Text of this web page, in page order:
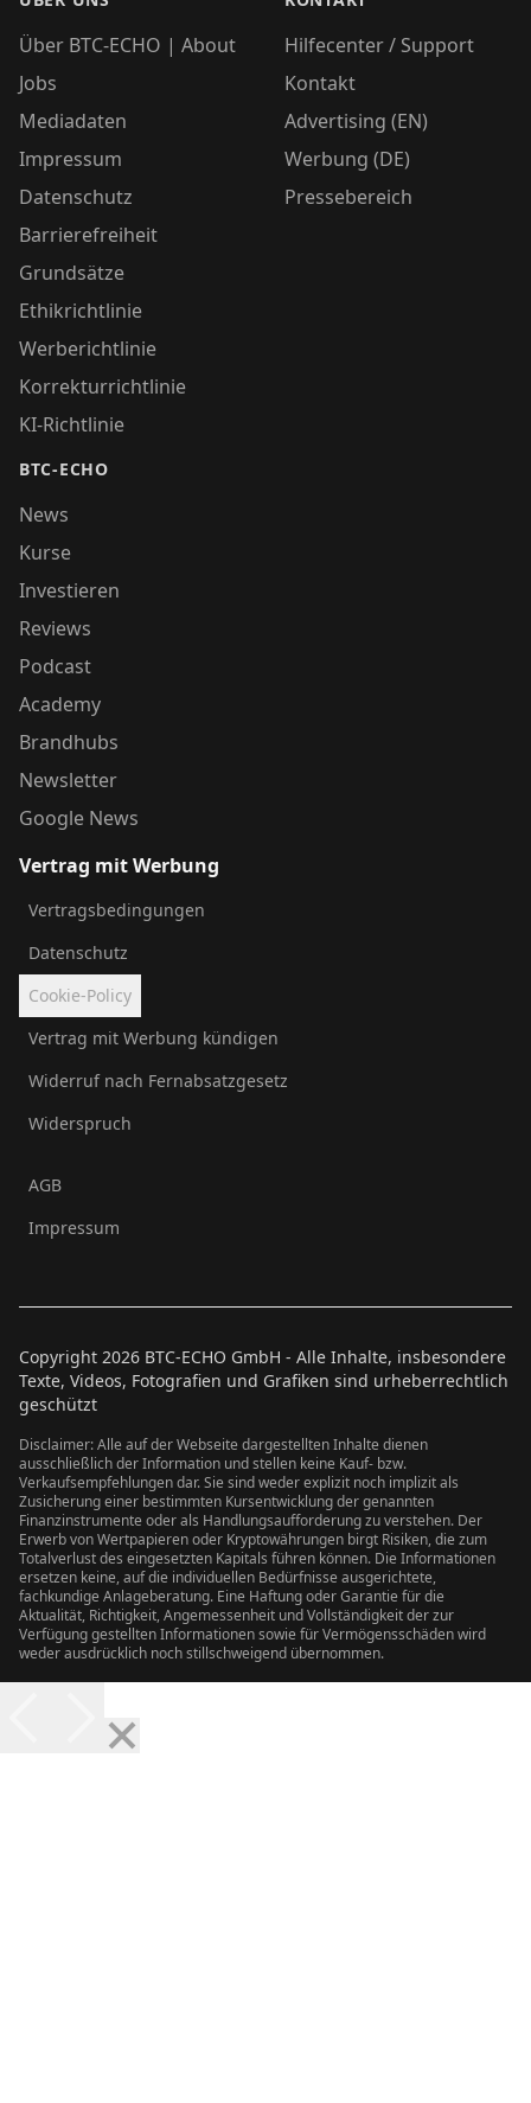
Über BTC-ECHO | About
Jobs
Mediadaten
Impressum
Datenschutz
Barrierefreiheit
Grundsätze
Ethikrichtlinie
Werberichtlinie
Korrekturrichtlinie
KI-Richtlinie
BTC-ECHO
News
Kurse
Investieren
Reviews
Podcast
Academy
Brandhubs
Newsletter
Google News
Hilfecenter / Support
Kontakt
Advertising (EN)
Werbung (DE)
Pressebereich
Vertrag mit Werbung
Vertragsbedingungen
Datenschutz
Cookie-Policy
Vertrag mit Werbung kündigen
Widerruf nach Fernabsatzgesetz
Widerspruch
AGB
Impressum
Copyright 2026 BTC-ECHO GmbH - Alle Inhalte, insbesondere
Texte, Videos, Fotografien und Grafiken sind urheberrechtlich
geschützt
Disclaimer: Alle auf der Webseite dargestellten Inhalte dienen
ausschließlich der Information und stellen keine Kauf- bzw.
Verkaufsempfehlungen dar. Sie sind weder explizit noch implizit als
Zusicherung einer bestimmten Kursentwicklung der genannten
Finanzinstrumente oder als Handlungsaufforderung zu verstehen. Der
Erwerb von Wertpapieren oder Kryptowährungen birgt Risiken, die zum
Totalverlust des eingesetzten Kapitals führen können. Die Informationen
ersetzen keine, auf die individuellen Bedürfnisse ausgerichtete,
fachkundige Anlageberatung. Eine Haftung oder Garantie für die
Aktualität, Richtigkeit, Angemessenheit und Vollständigkeit der zur
Verfügung gestellten Informationen sowie für Vermögensschäden wird
weder ausdrücklich noch stillschweigend übernommen.